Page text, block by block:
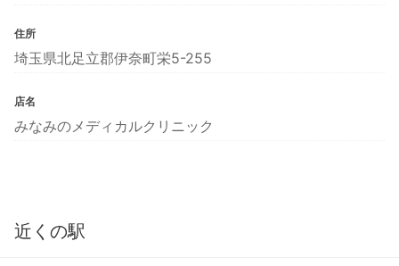
住所
埼玉県北足立郡伊奈町栄5-255
店名
みなみのメディカルクリニック
近くの駅